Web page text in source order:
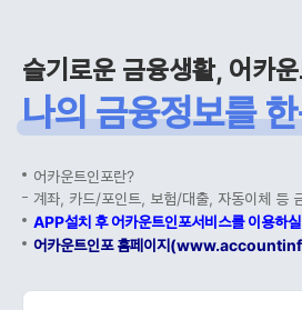
슬기로운 금융생활, 어카
나의 금융정보를
어카운트인포란?
계좌, 카드/포인트, 보험/대출, 자동이체 등
APP설치 후 어카운트인포서비스를 이용하
어카운트인포 홈페이지